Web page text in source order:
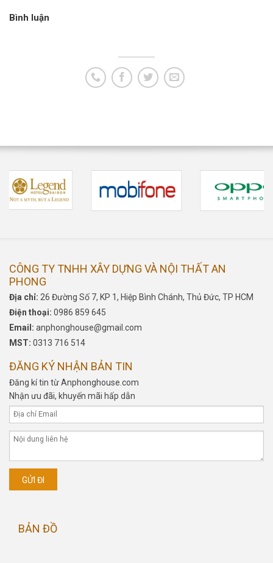
Bình luận
CÔNG TY TNHH XÂY DỰNG VÀ NỘI THẤT AN
PHONG
Địa chỉ: 26 Đường Số 7, KP 1, Hiệp Bình Chánh, Thủ Đức, TP HCM
Điện thoại: 0986 859 645
Email: anphonghouse@gmail.com
MST: 0313 716 514
ĐĂNG KÝ NHẬN BẢN TIN
Đăng kí tin từ Anphonghouse.com
Nhận ưu đãi, khuyến mãi hấp dẫn
BẢN ĐỒ